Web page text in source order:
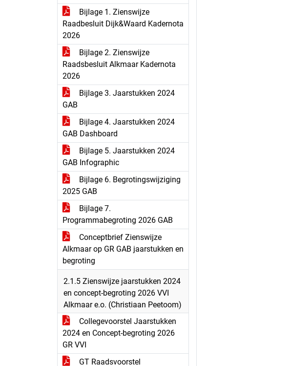
Bijlage 1. Zienswijze
Raadbesluit Dijk&Waard Kadernota
2026
Bijlage 2. Zienswijze
Raadsbesluit Alkmaar Kadernota
2026
Bijlage 3. Jaarstukken 2024
GAB
Bijlage 4. Jaarstukken 2024
GAB Dashboard
Bijlage 5. Jaarstukken 2024
GAB Infographic
Bijlage 6. Begrotingswijziging
2025 GAB
Bijlage 7.
Programmabegroting 2026 GAB
Conceptbrief Zienswijze
Alkmaar op GR GAB jaarstukken en
begroting
2.1.5 Zienswijze jaarstukken 2024
en concept-begroting 2026 VVI
Alkmaar e.o. (Christiaan Peetoom)
Collegevoorstel Jaarstukken
2024 en Concept-begroting 2026
GR VVI
GT Raadsvoorstel